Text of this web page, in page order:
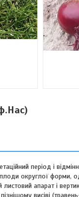
період і
округлої форми,
апарат і
висіві